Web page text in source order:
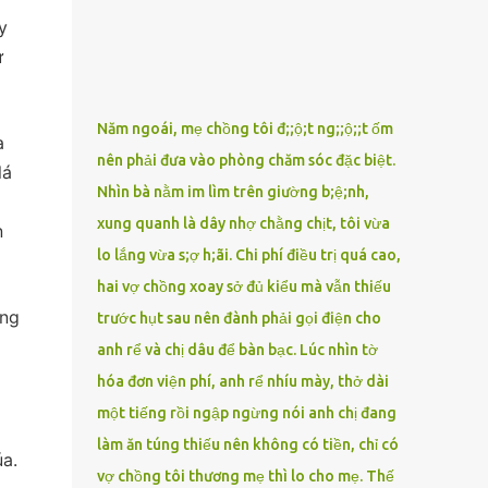
cánh nhất chính là chiếc điện thoại biến mất
trong ngày đưa tang. Anh nhớ mình còn
cầm trong tay khi cúi xuống nhìn mặt vợ lần
cuối. Sau đó, tất cả trở nên mơ hồ. Lúc phát
hiện ra, quan tài đã đóng kín, xe tang đã lăn
bánh. Anh tự an ủi rằng rồi sẽ có người nhặt
nửa đêm hôm đó, khi chỉ còn hai bố con
trong căn nhà tĩnh lặng, sự thật khiến anh
lạnh sống lưng. Chiếc điện thoại tưởng mất
ấy… bỗng gửi tin nhắn đến số của chính anh.
Tin nhắn ngắn gọn: “Anh...
Năm ngoái, mẹ chồng tôi đ;;ộ;t ng;;ộ;;t ốm
nên phải đưa vào phòng chăm sóc đặc biệt.
Nhìn bà nằm im lìm trên giường b;ệ;nh,
xung quanh là dây nhợ chằng chịt, tôi vừa
lo lắng vừa s;ợ h;ãi. Chi phí điều trị quá cao,
hai vợ chồng xoay sở đủ kiểu mà vẫn thiếu
trước hụt sau nên đành phải gọi điện cho
anh rể và chị dâu để bàn bạc. Lúc nhìn tờ
hóa đơn viện phí, anh rể nhíu mày, thở dài
một tiếng rồi ngập ngừng nói anh chị đang
làm ăn túng thiếu nên không có tiền, chỉ có
vợ chồng tôi thương mẹ thì lo cho mẹ. Thế